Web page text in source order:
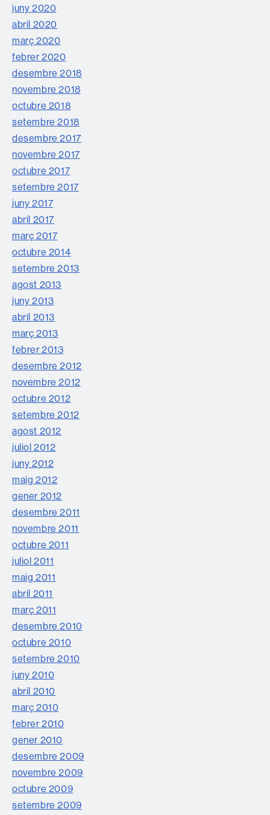
juny 2020
abril 2020
març 2020
febrer 2020
desembre 2018
novembre 2018
octubre 2018
setembre 2018
desembre 2017
novembre 2017
octubre 2017
setembre 2017
juny 2017
abril 2017
març 2017
octubre 2014
setembre 2013
agost 2013
juny 2013
abril 2013
març 2013
febrer 2013
desembre 2012
novembre 2012
octubre 2012
setembre 2012
agost 2012
juliol 2012
juny 2012
maig 2012
gener 2012
desembre 2011
novembre 2011
octubre 2011
juliol 2011
maig 2011
abril 2011
març 2011
desembre 2010
octubre 2010
setembre 2010
juny 2010
abril 2010
març 2010
febrer 2010
gener 2010
desembre 2009
novembre 2009
octubre 2009
setembre 2009